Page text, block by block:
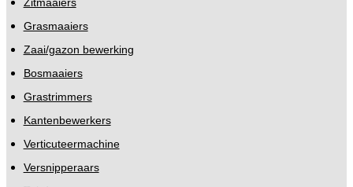
Grasmaaiers
Zaai/gazon bewerking
Bosmaaiers
Grastrimmers
Kantenbewerkers
Verticuteermachine
Versnipperaars